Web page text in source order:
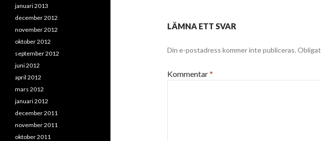
LÄMNA ETT SVAR
Din e-postadress kommer inte publiceras.
Kommentar*
januari 2013
december 2012
november 2012
oktober 2012
september 2012
juni 2012
april 2012
mars 2012
januari 2012
december 2011
november 2011
oktober 2011